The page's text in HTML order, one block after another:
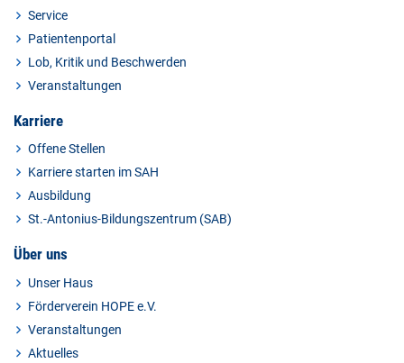
Service
Patientenportal
Lob, Kritik und Beschwerden
Veranstaltungen
Karriere
Offene Stellen
Karriere starten im SAH
Ausbildung
St.-Antonius-Bildungszentrum (SAB)
Über uns
Unser Haus
Förderverein HOPE e.V.
Veranstaltungen
Aktuelles